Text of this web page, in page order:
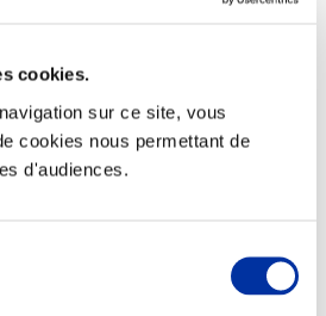
cookies.
sur ce site, vous
cookies nous permettant de
d'audiences.
– mise en marché